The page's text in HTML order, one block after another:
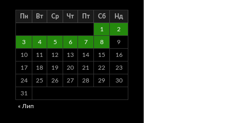
Пн Вт Ср Чт Пт Сб Нд
1 2
3 4 5 6 7 8 9
10 11 12 13 14 15 16
17 18 19 20 21 22 23
24 25 26 27 28 29 30
31
« Лип